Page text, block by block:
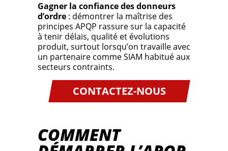
Gagner la confiance des donneurs
d’ordre : démontrer la maîtrise des
principes APQP rassure sur la capacité
à tenir délais, qualité et évolutions
produit, surtout lorsqu’on travaille avec
un partenaire comme SIAM habitué aux
secteurs contraints.
CONTACTEZ-NOUS
COMMENT